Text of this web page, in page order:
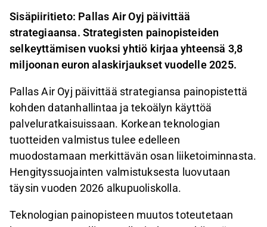
Sisäpiiritieto: Pallas Air Oyj päivittää
strategiaansa. Strategisten painopisteiden
selkeyttämisen vuoksi yhtiö kirjaa yhteensä 3,8
miljoonan euron alaskirjaukset vuodelle 2025.
Pallas Air Oyj päivittää strategiansa painopistettä
kohden datanhallintaa ja tekoälyn käyttöä
palveluratkaisuissaan. Korkean teknologian
tuotteiden valmistus tulee edelleen
muodostamaan merkittävän osan liiketoiminnasta.
Hengityssuojainten valmistuksesta luovutaan
täysin vuoden 2026 alkupuoliskolla.
Teknologian painopisteen muutos toteutetaan